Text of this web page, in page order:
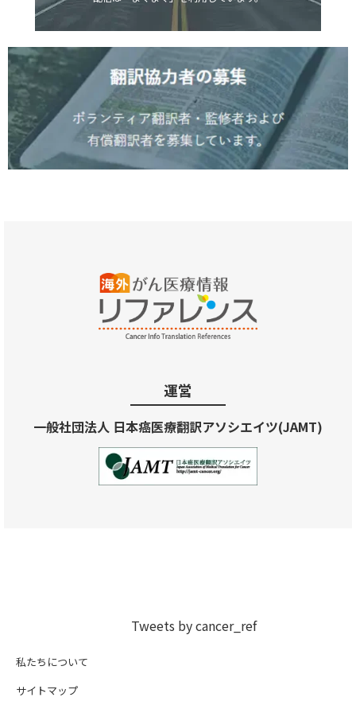
運営
一般社団法人 日本癌医療翻訳アソシエイツ(JAMT)
Tweets by cancer_ref
私たちについて
サイトマップ